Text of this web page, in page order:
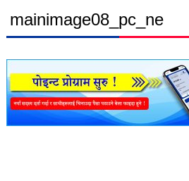
mainimage08_pc_ne